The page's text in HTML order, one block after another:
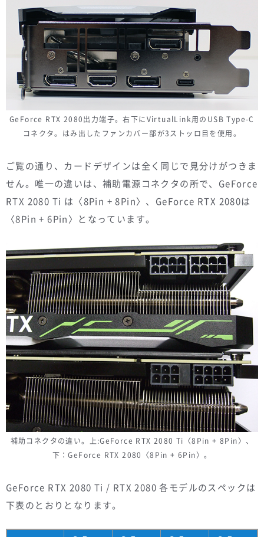
GeForce RTX 2080出力端子。右下にVirtualLink用のUSB Type-C
コネクタ。はみ出したファンカバー部が3ストッロ目を使用。
ご覧の通り、カードデザインは全く同じで見分けがつきま
せん。唯一の違いは、補助電源コネクタの所で、GeForce
RTX 2080 Ti は〈8Pin + 8Pin〉、GeForce RTX 2080は
〈8Pin + 6Pin〉となっています。
補助コネクタの違い。上:GeForce RTX 2080 Ti〈8Pin + 8Pin〉、
下：GeForce RTX 2080〈8Pin + 6Pin〉。
GeForce RTX 2080 Ti / RTX 2080 各モデルのスペックは
下表のとおりとなります。